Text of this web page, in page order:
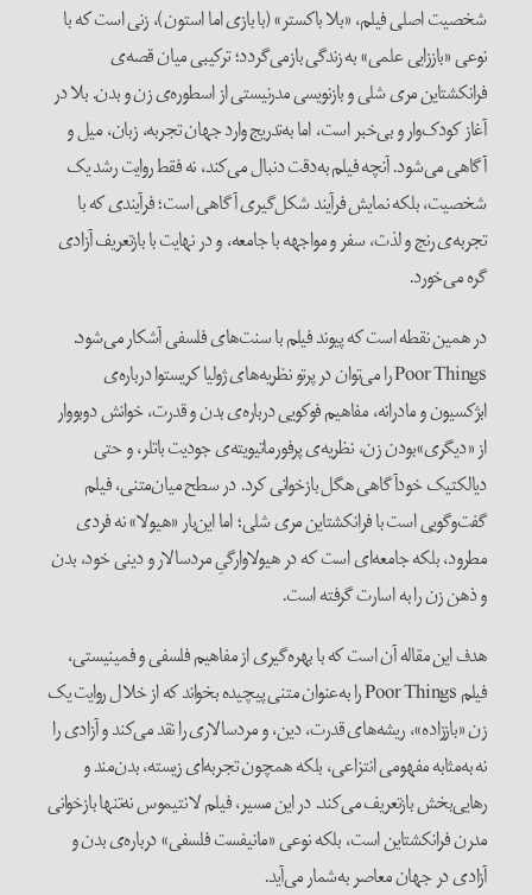
شخصیت اصلی فیلم، «بلا باکستر» (با بازی اما استون)، زنی است که با
نوعی «باززایی علمی» به زندگی بازمی‌گردد؛ ترکیبی میان قصه‌ی
فرانکشتاین مری شلی و بازنویسی مدرنیستی از اسطوره‌ی زن و بدن. بلا در
آغاز کودک‌وار و بی‌خبر است، اما به‌تدریج وارد جهان تجربه، زبان، میل و
آگاهی می‌شود. آنچه فیلم به‌دقت دنبال می‌کند، نه فقط روایت رشد یک
شخصیت، بلکه نمایش فرآیند شکل‌گیری آگاهی است؛ فرآیندی که با
تجربه‌ی رنج و لذت، سفر و مواجهه با جامعه، و در نهایت با بازتعریف آزادی
گره می‌خورد.
در همین نقطه است که پیوند فیلم با سنت‌های فلسفی آشکار می‌شود.
Poor Things را می‌توان در پرتو نظریه‌های ژولیا کریستوا درباره‌ی
ابژکسیون و مادرانه، مفاهیم فوکویی درباره‌ی بدن و قدرت، خوانش دوبووار
از «دیگری»بودن زن، نظریه‌ی پرفورماتیویته‌ی جودیت باتلر، و حتی
دیالکتیک خودآگاهی هگل بازخوانی کرد. در سطح میان‌متنی، فیلم
گفت‌وگویی است با فرانکشتاین مری شلی؛ اما این‌بار «هیولا» نه فردی
مطرود، بلکه جامعه‌ای است که در هیولاوارگیِ مردسالار و دینی خود، بدن
و ذهن زن را به اسارت گرفته است.
هدف این مقاله آن است که با بهره‌گیری از مفاهیم فلسفی و فمینیستی،
فیلم Poor Things را به‌عنوان متنی پیچیده بخواند که از خلال روایت یک
زن «باززاده»، ریشه‌های قدرت، دین، و مردسالاری را نقد می‌کند و آزادی را
نه به‌مثابه مفهومی انتزاعی، بلکه همچون تجربه‌ای زیسته، بدن‌مند و
رهایی‌بخش بازتعریف می‌کند. در این مسیر، فیلم لانتیموس نه‌تنها بازخوانی
مدرن فرانکشتاین است، بلکه نوعی «مانیفست فلسفی» درباره‌ی بدن و
آزادی در جهان معاصر به‌شمار می‌آید.